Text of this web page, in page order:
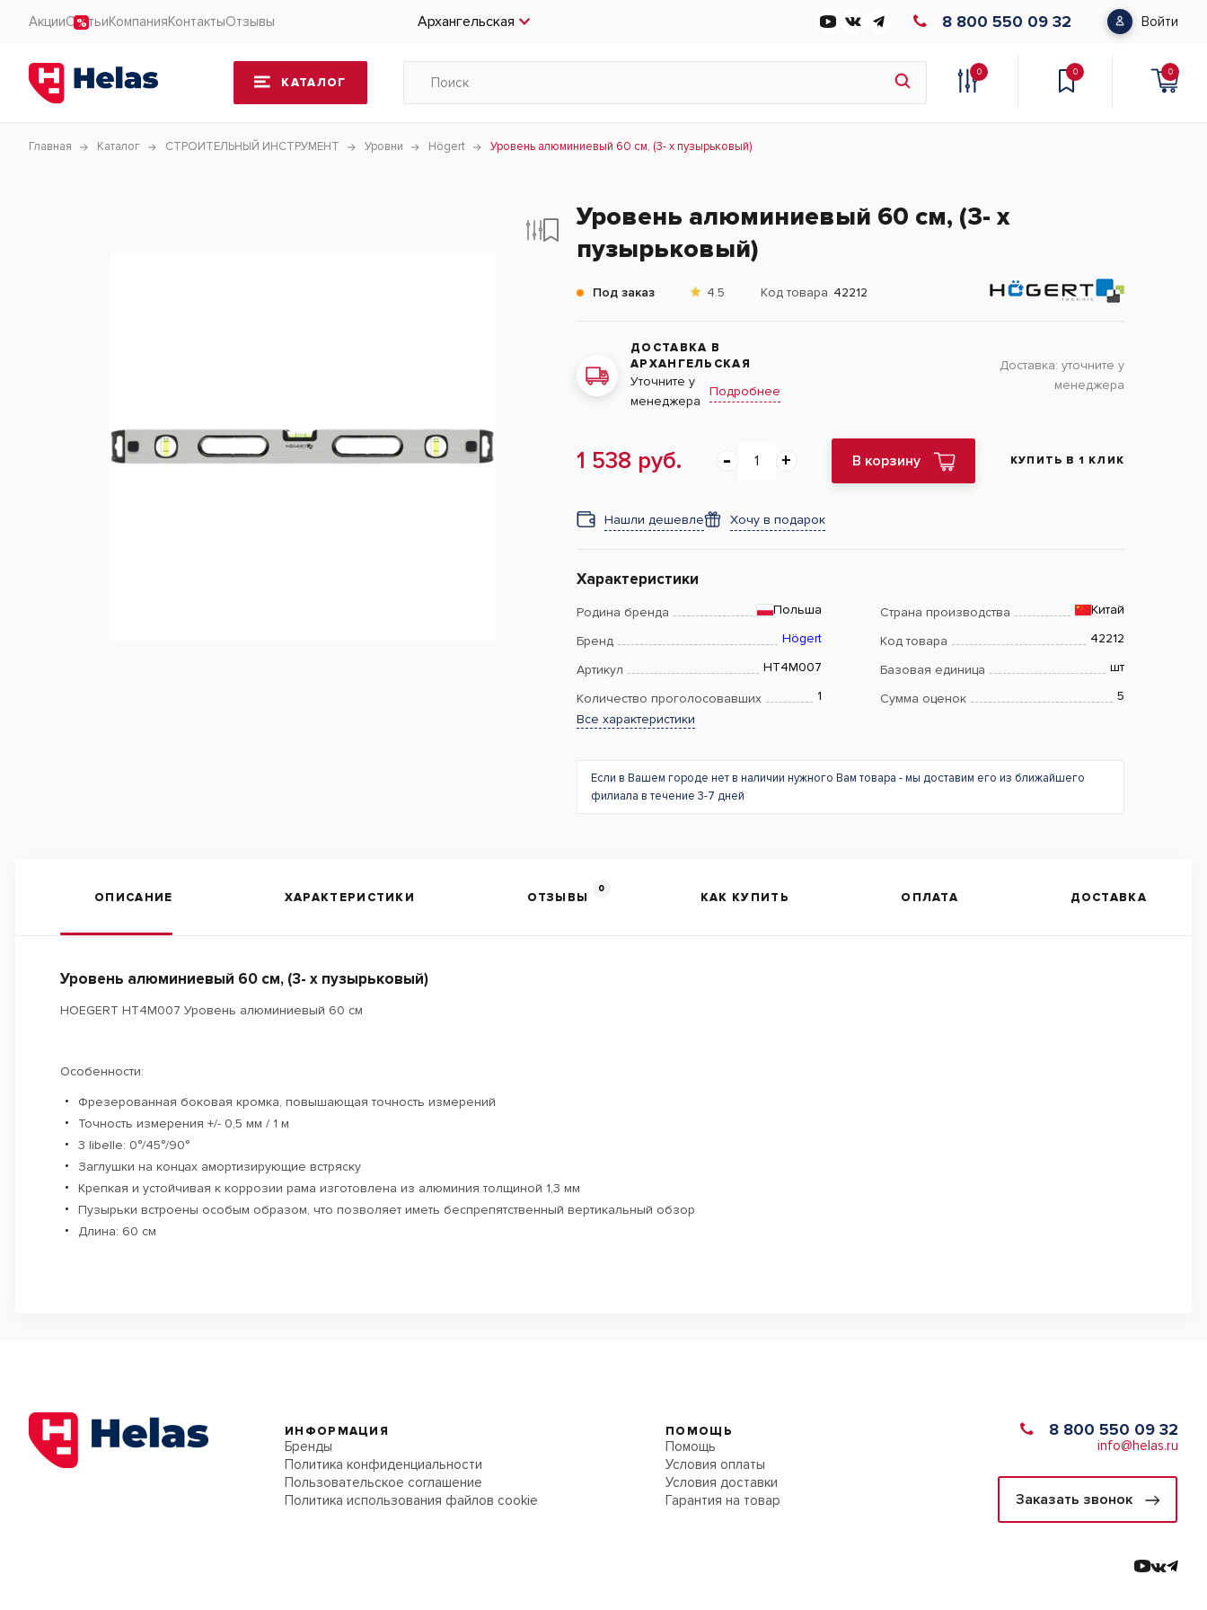
АкцииСтатьиКомпанияКонтактыОтзывы Архангельская 8 800 550 09 32 Войти
КАТАЛОГ
0 0 0
Главная Каталог СТРОИТЕЛЬНЫЙ ИНСТРУМЕНТ Уровни Högert Уровень алюминиевый 60 см, (3- х пузырьковый)
Уровень алюминиевый 60 см, (3- х
пузырьковый)
Под заказ 4.5 Код товара 42212
ДОСТАВКА В
АРХАНГЕЛЬСКАЯ
Уточните у
менеджера
Подробнее
Доставка: уточните у
менеджера
1 538 руб. В корзину КУПИТЬ В 1 КЛИК
Нашли дешевле Хочу в подарок
Характеристики
Родина бренда Польша Страна производства Китай
Бренд Högert Код товара 42212
Артикул HT4M007 Базовая единица шт
Количество проголосовавших 1 Сумма оценок
5
Все характеристики
Если в Вашем городе нет в наличии нужного Вам товара - мы доставим его из ближайшего
филиала в течение 3-7 дней
ОПИСАНИЕ ХАРАКТЕРИСТИКИ ОТЗЫВЫ
0
КАК КУПИТЬ ОПЛАТА ДОСТАВКА
Уровень алюминиевый 60 см, (3- х пузырьковый)
HOEGERT HT4M007 Уровень алюминиевый 60 см
Особенности:
Фрезерованная боковая кромка, повышающая точность измерений
Точность измерения +/- 0,5 мм / 1 м
3 libelle: 0°/45°/90°
Заглушки на концах амортизирующие встряску
Крепкая и устойчивая к коррозии рама изготовлена из алюминия толщиной 1,3 мм
Пузырьки встроены особым образом, что позволяет иметь беспрепятственный вертикальный обзор
Длина: 60 см
ИНФОРМАЦИЯ
Бренды
Политика конфиденциальности
Пользовательское соглашение
Политика использования файлов cookie
ПОМОЩЬ
Помощь
Условия оплаты
Условия доставки
Гарантия на товар
8 800 550 09 32
info@helas.ru
Заказать звонок